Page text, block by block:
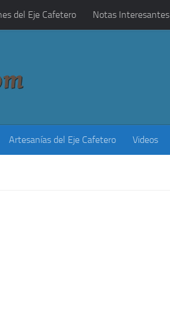
del Eje Cafetero Notas Interesantes
Artesanías del Eje Cafetero Videos